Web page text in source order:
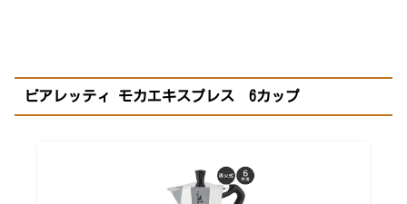
ビアレッティ モカエキスプレス 6カップ